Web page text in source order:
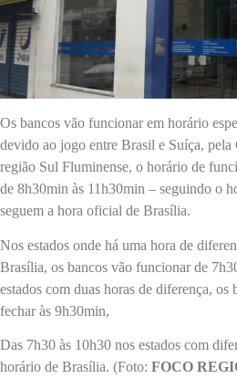
Os bancos vão funcionar em horário
devido ao jogo entre Brasil e Suíça,
região Sul Fluminense, o horário de
de 8h30min às 11h30min – seguindo o
seguem a hora oficial de Brasília.
Nos estados onde há uma hora de
Brasília, os bancos vão funcionar de
estados com duas horas de diferença, os
fechar às 9h30min,
Das 7h30 às 10h30 nos estados com
horário de Brasília. (Foto: FOCO